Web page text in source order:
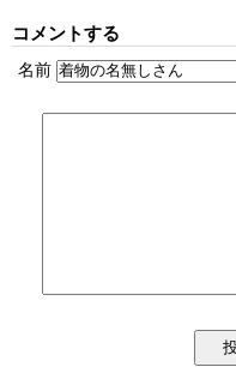
コメントする
名前